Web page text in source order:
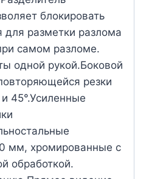
блокировать
для разметки разлома
самом разломе.
одной рукой.Боковой
резки
45°.Усиленные
мм, хромированные с
обработкой.